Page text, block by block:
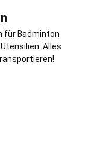
für Badminton
Alles